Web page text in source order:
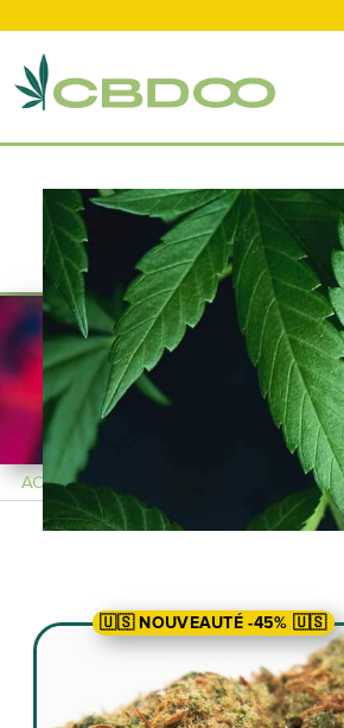
ACCUEIL 🌿
🇺🇸 NOUVEAUTÉ -45% 🇺🇸